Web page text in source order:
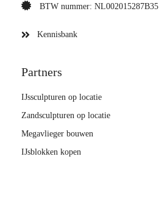
BTW nummer: NL002015287B35
Kennisbank
Partners
IJssculpturen op locatie
Zandsculpturen op locatie
Megavlieger bouwen
IJsblokken kopen